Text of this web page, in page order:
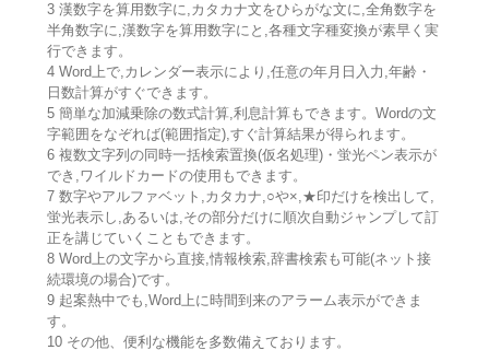
3 漢数字を算用数字に,カタカナ文をひらがな文に,全角数字を
半角数字に,漢数字を算用数字にと,各種文字種変換が素早く実
行できます。
4 Word上で,カレンダー表示により,任意の年月日入力,年齢・
日数計算がすぐできます。
5 簡単な加減乗除の数式計算,利息計算もできます。Wordの文
字範囲をなぞれば(範囲指定),すぐ計算結果が得られます。
6 複数文字列の同時一括検索置換(仮名処理)・蛍光ペン表示が
でき,ワイルドカードの使用もできます。
7 数字やアルファベット,カタカナ,○や×,★印だけを検出して,
蛍光表示し,あるいは,その部分だけに順次自動ジャンプして訂
正を講じていくこともできます。
8 Word上の文字から直接,情報検索,辞書検索も可能(ネット接
続環境の場合)です。
9 起案熱中でも,Word上に時間到来のアラーム表示ができま
す。
10 その他、便利な機能を多数備えております。